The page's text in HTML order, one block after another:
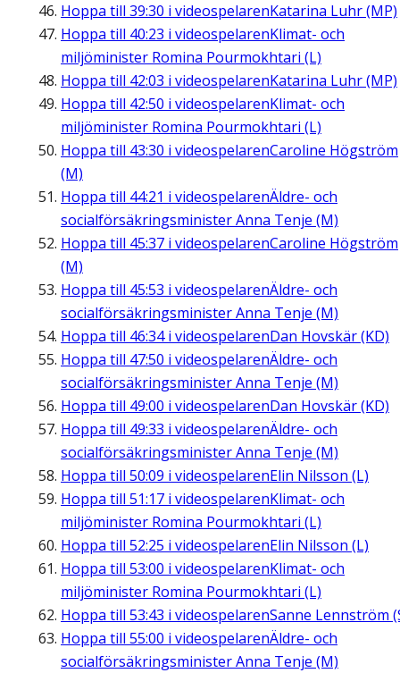
Hoppa till 39:30 i videospelarenKatarina Luhr (MP)
Hoppa till 40:23 i videospelarenKlimat- och
miljöminister Romina Pourmokhtari (L)
Hoppa till 42:03 i videospelarenKatarina Luhr (MP)
Hoppa till 42:50 i videospelarenKlimat- och
miljöminister Romina Pourmokhtari (L)
Hoppa till 43:30 i videospelarenCaroline Högström
(M)
Hoppa till 44:21 i videospelarenÄldre- och
socialförsäkringsminister Anna Tenje (M)
Hoppa till 45:37 i videospelarenCaroline Högström
(M)
Hoppa till 45:53 i videospelarenÄldre- och
socialförsäkringsminister Anna Tenje (M)
Hoppa till 46:34i videospelarenDan Hovskär (KD)
Hoppa till 47:50 i videospelarenÄldre- och
socialförsäkringsminister Anna Tenje (M)
Hoppa till 49:00 i videospelarenDan Hovskär (KD)
Hoppa till 49:33 i videospelarenÄldre- och
socialförsäkringsminister Anna Tenje (M)
Hoppa till 50:09 i videospelarenElin Nilsson (L)
Hoppa till 51:17 i videospelarenKlimat- och
miljöminister Romina Pourmokhtari (L)
Hoppa till 52:25 i videospelarenElin Nilsson (L)
Hoppa till 53:00 i videospelarenKlimat- och
miljöminister Romina Pourmokhtari (L)
Hoppa till 53:43 i videospelarenSanne Lennström
Hoppa till 55:00 i videospelarenÄldre- och
socialförsäkringsminister Anna Tenje (M)